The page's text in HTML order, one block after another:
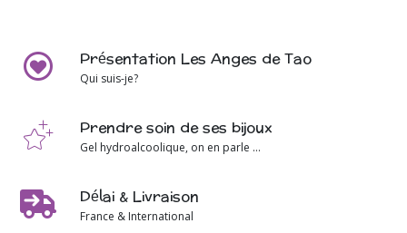
Présentation Les Anges de Tao
Qui suis-je?
Prendre soin de ses bijoux
Gel hydroalcoolique, on en parle ...
Délai & Livraison
France & International